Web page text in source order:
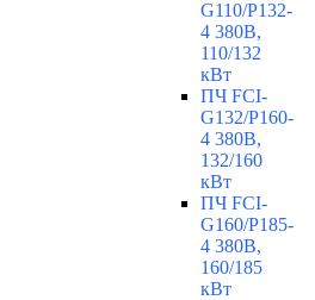
G110/P132-
4 380В,
110/132
кВт
ПЧ FCI-
G132/P160-
4 380В,
132/160
кВт
ПЧ FCI-
G160/P185-
4 380В,
160/185
кВт